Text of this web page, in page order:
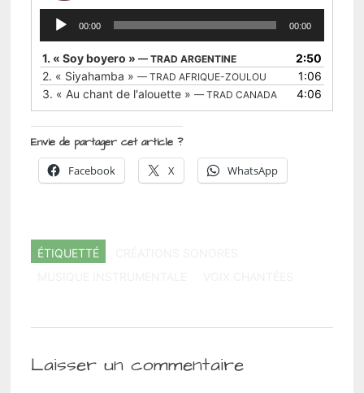
Lecteur
audio
00:00 00:00
1. « Soy boyero »— TRAD ARGENTINE
2:50
2. « Siyahamba »— TRAD AFRIQUE-ZOULOU
1:06
3. « Au chant de l'alouette »— TRAD CANADA 4:06
Envie de partager cet article ?
Facebook
X WhatsApp
ÉTIQUETTÉ
Laisser un commentaire